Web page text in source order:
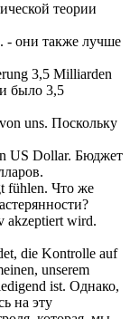
теории
- они также лучше
3,5 Milliarden
было 3,5
uns. Поскольку
US Dollar. Бюджет
fühlen. Что же
akzeptiert wird.
die Kontrolle auf
unserem
ist. Однако,
на эту